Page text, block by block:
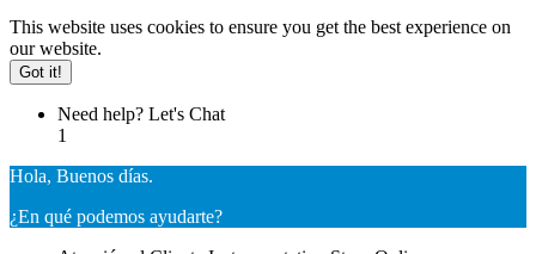
This website uses cookies to ensure you get the best experience on
our website.
Got it!
Need help? Let's Chat
1
Hola, Buenos días.
¿En qué podemos ayudarte?